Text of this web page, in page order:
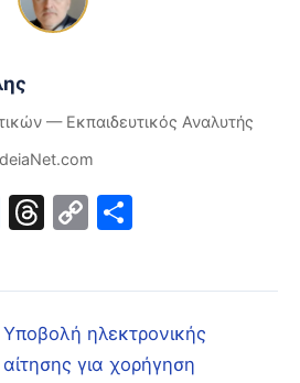
— Εκπαιδευτικός Αναλυτής
Messenger
Threads
Copy
Υποβολή ηλεκτρονικής
αίτησης για χορήγηση